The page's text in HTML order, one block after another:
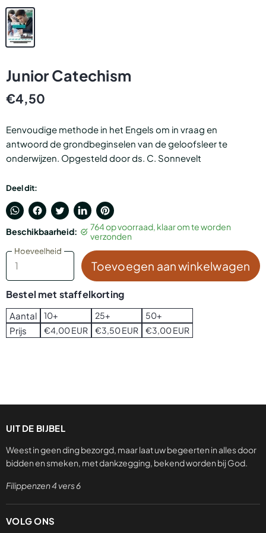
Junior Catechism
€4,50
Eenvoudige methode in het Engels om in vraag en
antwoord de grondbeginselen van de geloofsleer te
onderwijzen. Opgesteld door ds. C. Sonnevelt
Deel dit:
Translation
missing:
nl.general.accessibility.share_on_whatsapp
Delen
via
Tweet
op
Deel
op
LinkedIn
Pin
op
Pinterest
Beschikbaarheid:
764 op voorraad, klaar om te worden
verzonden
Hoeveelheid
Hoeveelheid
Toevoegen aan winkelwagen
Bestel met staffelkorting
Aantal 10+ 25+ 50+
Prijs €4,00 EUR €3,50 EUR €3,00 EUR
UIT DE BIJBEL
Weest in geen ding bezorgd, maar laat uw begeerten in alles door
bidden en smeken, met dankzegging, bekend worden bij God.
Filippenzen 4 vers 6
VOLG ONS